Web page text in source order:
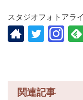
スタジオフォトアラ
関連記事